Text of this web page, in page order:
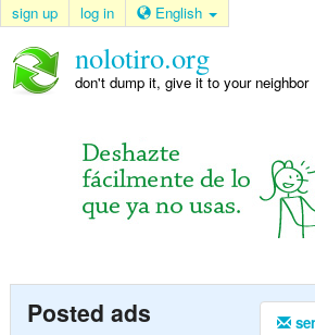
sign up log in English
nolotiro.org
don't dump it, give it to your neighbor
Posted ads